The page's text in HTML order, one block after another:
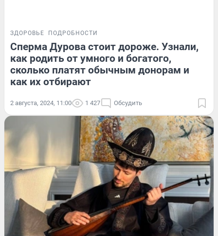
ЗДОРОВЬЕ ПОДРОБНОСТИ
Сперма Дурова стоит дороже. Узнали,
как родить от умного и богатого,
сколько платят обычным донорам и
как их отбирают
2 августа, 2024, 11:00 1 427 Обсудить